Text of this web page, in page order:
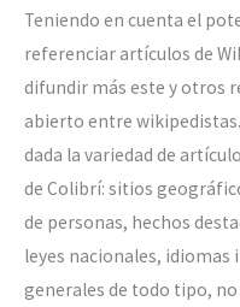
Teniendo en cuenta el
referenciar artículos de
difundir más este y otros
abierto entre
dada la variedad de
de Colibrí: sitios
de personas, hechos
leyes nacionales, idiomas
generales de todo tipo,